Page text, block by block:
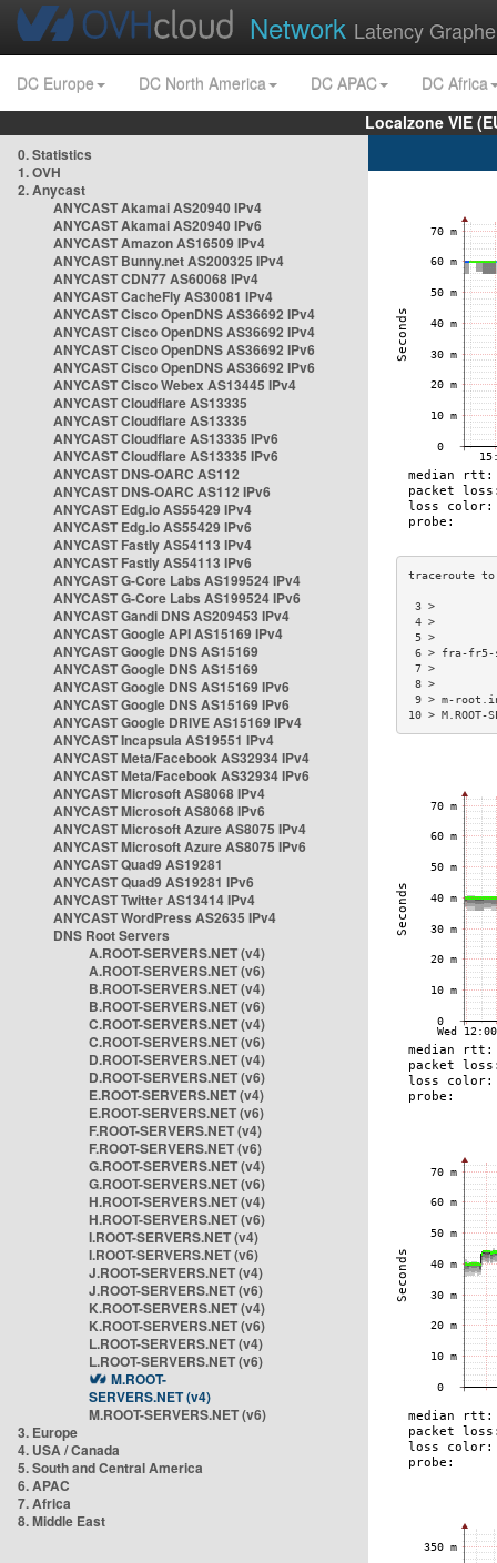
Network Latency
DC Europe DC North America DC APAC
DC Africa
Localzone VIE
0. Statistics
1. OVH
2. Anycast
ANYCAST Akamai AS20940 IPv4
ANYCAST Akamai AS20940 IPv6
ANYCAST Amazon AS16509 IPv4
ANYCAST Bunny.net AS200325 IPv4
ANYCAST CDN77 AS60068 IPv4
ANYCAST CacheFly AS30081 IPv4
ANYCAST Cisco OpenDNS AS36692 IPv4
ANYCAST Cisco OpenDNS AS36692 IPv4
ANYCAST Cisco OpenDNS AS36692 IPv6
ANYCAST Cisco OpenDNS AS36692 IPv6
ANYCAST Cisco Webex AS13445 IPv4
ANYCAST Cloudflare AS13335
ANYCAST Cloudflare AS13335
ANYCAST Cloudflare AS13335 IPv6
ANYCAST Cloudflare AS13335 IPv6
ANYCAST DNS-OARC AS112
ANYCAST DNS-OARC AS112 IPv6
ANYCAST Edg.io AS55429 IPv4
ANYCAST Edg.io AS55429 IPv6
ANYCAST Fastly AS54113 IPv4
ANYCAST Fastly AS54113 IPv6
ANYCAST G-Core Labs AS199524 IPv4
ANYCAST G-Core Labs AS199524 IPv6
ANYCAST Gandi DNS AS209453 IPv4
ANYCAST Google API AS15169 IPv4
ANYCAST Google DNS AS15169
ANYCAST Google DNS AS15169
ANYCAST Google DNS AS15169 IPv6
ANYCAST Google DNS AS15169 IPv6
ANYCAST Google DRIVE AS15169 IPv4
ANYCAST Incapsula AS19551 IPv4
ANYCAST Meta/Facebook AS32934 IPv4
ANYCAST Meta/Facebook AS32934 IPv6
ANYCAST Microsoft AS8068 IPv4
ANYCAST Microsoft AS8068 IPv6
ANYCAST Microsoft Azure AS8075 IPv4
ANYCAST Microsoft Azure AS8075 IPv6
ANYCAST Quad9 AS19281
ANYCAST Quad9 AS19281 IPv6
ANYCAST Twitter AS13414 IPv4
ANYCAST WordPress AS2635 IPv4
DNS Root Servers
A.ROOT-SERVERS.NET (v4)
A.ROOT-SERVERS.NET (v6)
B.ROOT-SERVERS.NET (v4)
B.ROOT-SERVERS.NET (v6)
C.ROOT-SERVERS.NET (v4)
C.ROOT-SERVERS.NET (v6)
D.ROOT-SERVERS.NET (v4)
D.ROOT-SERVERS.NET (v6)
E.ROOT-SERVERS.NET (v4)
E.ROOT-SERVERS.NET (v6)
F.ROOT-SERVERS.NET (v4)
F.ROOT-SERVERS.NET (v6)
G.ROOT-SERVERS.NET (v4)
G.ROOT-SERVERS.NET (v6)
H.ROOT-SERVERS.NET (v4)
H.ROOT-SERVERS.NET (v6)
I.ROOT-SERVERS.NET (v4)
I.ROOT-SERVERS.NET (v6)
J.ROOT-SERVERS.NET (v4)
J.ROOT-SERVERS.NET (v6)
K.ROOT-SERVERS.NET (v4)
K.ROOT-SERVERS.NET (v6)
L.ROOT-SERVERS.NET (v4)
L.ROOT-SERVERS.NET (v6)
M.ROOT-
SERVERS.NET (v4)
M.ROOT-SERVERS.NET (v6)
3. Europe
4. USA / Canada
5. South and Central America
6. APAC
7. Africa
8. Middle East
6 > fra-fr5-
9 > m-
10 >